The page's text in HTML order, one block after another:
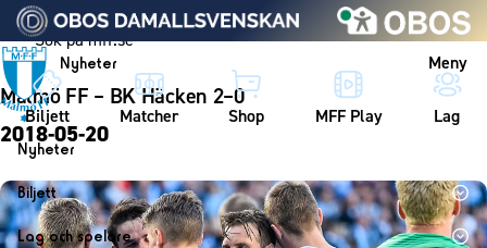
Vidare till innehållet
Nyheter Meny
Biljett Matcher Shop MFF Play Lag
Nyheter
Nyheter
Kalender
Biljett
Biljett
Lag och spelare
Malmö FF – BK Häcken 2–0
2018-05-20